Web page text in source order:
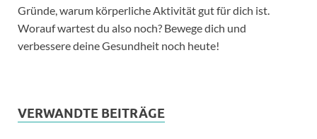
Gründe, warum körperliche Aktivität gut für dich ist.
Worauf wartest du also noch? Bewege dich und
verbessere deine Gesundheit noch heute!
VERWANDTE BEITRÄGE